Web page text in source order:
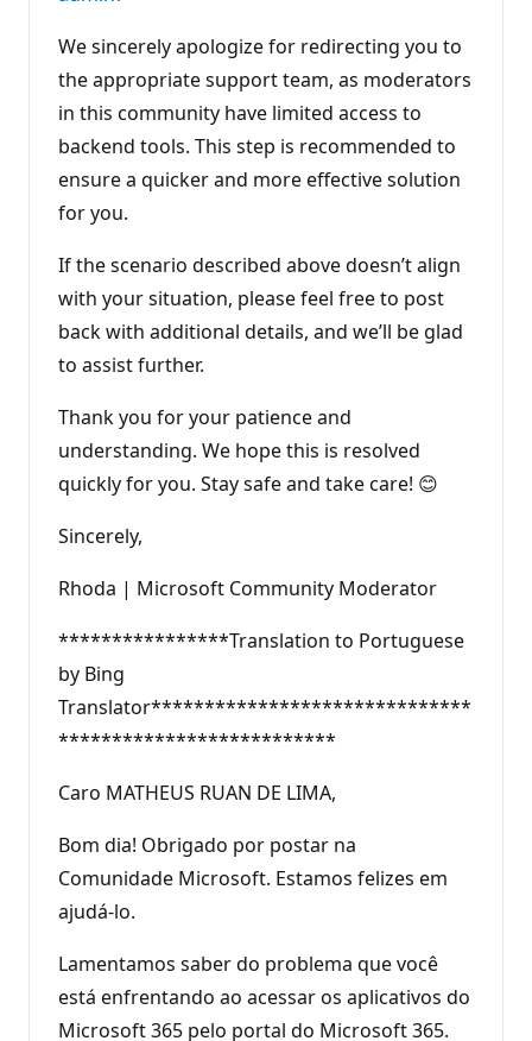
We sincerely apologize for redirecting you to
the appropriate support team, as moderators
in this community have limited access to
backend tools. This step is recommended to
ensure a quicker and more effective solution
for you.
If the scenario described above doesn’t align
with your situation, please feel free to post
back with additional details, and we’ll be glad
to assist further.
Thank you for your patience and
understanding. We hope this is resolved
quickly for you. Stay safe and take care! 😊
Sincerely,
Rhoda | Microsoft Community Moderator
****************Translation to Portuguese
by Bing
Translator******************************
**************************
Caro MATHEUS RUAN DE LIMA,
Bom dia! Obrigado por postar na
Comunidade Microsoft. Estamos felizes em
ajudá-lo.
Lamentamos saber do problema que você
está enfrentando ao acessar os aplicativos do
Microsoft 365 pelo portal do Microsoft 365.